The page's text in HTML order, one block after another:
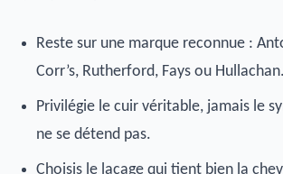
Reste sur une marque reconnue :
Corr’s, Rutherford, Fays ou Hullachan.
Privilégie le cuir véritable, jamais le
ne se détend pas.
Choisis le laçage qui tient bien la